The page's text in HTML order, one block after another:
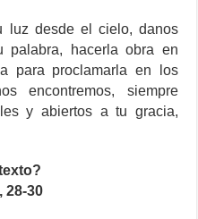
luz desde el cielo, danos
palabra, hacerla obra en
para proclamarla en los
encontremos, siempre
y abiertos a tu gracia,
28-30